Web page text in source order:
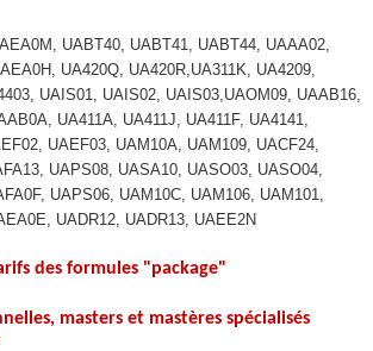
UABT40, UABT41, UABT44, UAAA02,
UA420Q, UA420R,UA311K, UA4209,
UAIS01, UAIS02, UAIS03,UAOM09, UAAB16,
UA411A, UA411J, UA411F, UA4141,
UAEF03, UAM10A, UAM109, UACF24,
UAPS08, UASA10, UASO03, UASO04,
UAPS06, UAM10C, UAM106, UAM101,
UADR12, UADR13, UAEE2N
des formules "package"
masters et mastères spécialisés